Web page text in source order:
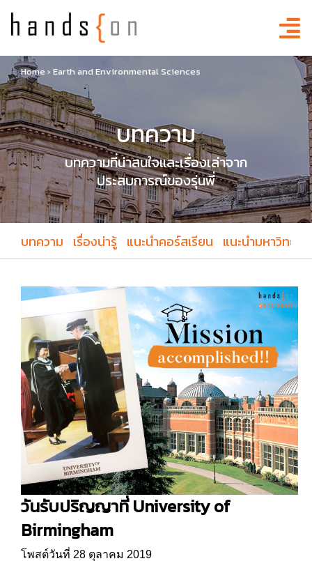
Home › Earth and Environmental Sciences
บทความ
บทความที่น่าสนใจและเรื่องเล่าจาก
ประสบการณ์ของรุ่นพี่
บทความ เรื่องน่ารู้ แนะนำคอร์สเรียน แนะนำมหาวิทยา
วันรับปริญญาที่ University of
Birmingham
โพสต์วันที่ 28 ตุลาคม 2019